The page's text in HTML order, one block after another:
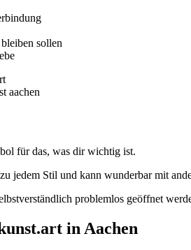
sollen
für das, was dir wichtig ist.
jedem Stil und kann wunderbar mit
problemlos geöffnet
in Aachen